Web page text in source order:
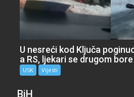
U nesreći kod Ključa
a RS, ljekari se drugom
USK Vijesti
BiH